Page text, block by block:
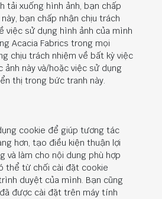
tải xuống hình ảnh, bạn chấp
bạn chấp nhận chịu trách
việc sử dụng hình ảnh của mình
Acacia Fabrics trong mọi
chịu trách nhiệm về bất kỳ việc
ảnh này và/hoặc việc sử dụng
thị trong bức tranh này.
cookie để giúp tương tác
hơn, tạo điều kiện thuận lợi
và làm cho nội dung phù hợp
thể từ chối cài đặt cookie
duyệt của mình. Bạn cũng
được cài đặt trên máy tính